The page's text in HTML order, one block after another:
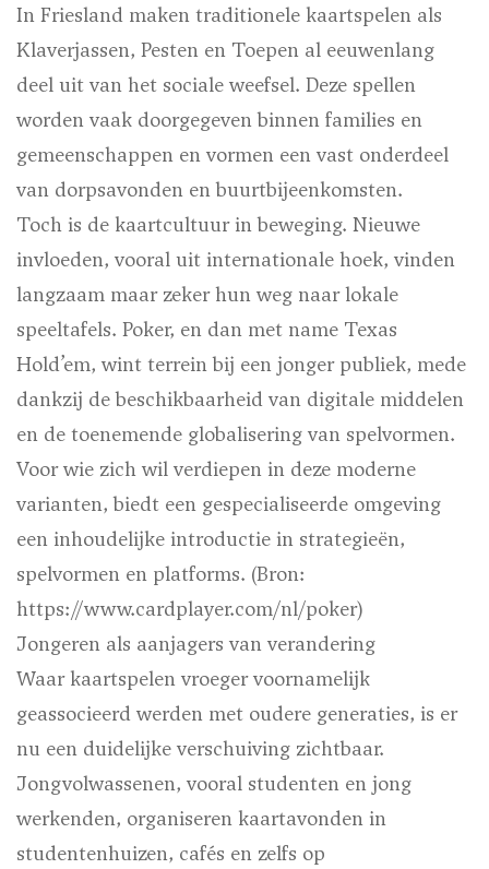
In Friesland maken traditionele kaartspelen als
Klaverjassen, Pesten en Toepen al eeuwenlang
deel uit van het sociale weefsel. Deze spellen
worden vaak doorgegeven binnen families en
gemeenschappen en vormen een vast onderdeel
van dorpsavonden en buurtbijeenkomsten.
Toch is de kaartcultuur in beweging. Nieuwe
invloeden, vooral uit internationale hoek, vinden
langzaam maar zeker hun weg naar lokale
speeltafels. Poker, en dan met name Texas
Hold’em, wint terrein bij een jonger publiek, mede
dankzij de beschikbaarheid van digitale middelen
en de toenemende globalisering van spelvormen.
Voor wie zich wil verdiepen in deze moderne
varianten, biedt een gespecialiseerde omgeving
een inhoudelijke introductie in strategieën,
spelvormen en platforms. (Bron:
https://www.cardplayer.com/nl/poker)
Jongeren als aanjagers van verandering
Waar kaartspelen vroeger voornamelijk
geassocieerd werden met oudere generaties, is er
nu een duidelijke verschuiving zichtbaar.
Jongvolwassenen, vooral studenten en jong
werkenden, organiseren kaartavonden in
studentenhuizen, cafés en zelfs op